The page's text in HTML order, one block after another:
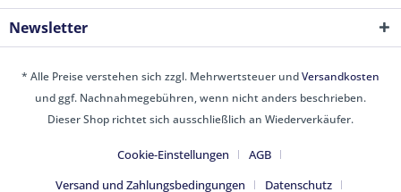
Newsletter
* Alle Preise verstehen sich zzgl. Mehrwertsteuer undVersandkosten
und ggf. Nachnahmegebühren, wenn nicht anders beschrieben.
Dieser Shop richtet sich ausschließlich an Wiederverkäufer.
Cookie-Einstellungen
AGB
Versand und Zahlungsbedingungen
Datenschutz